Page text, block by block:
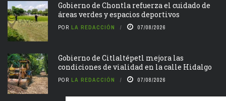
Gobierno de Chontla refuerza el cuidado de
áreas verdes y espacios deportivos
POR LA REDACCIÓN 07/08/2026
Gobierno de Citlaltépetl mejora las
condiciones de vialidad en la calle Hidalgo
POR LA REDACCIÓN 07/08/2026